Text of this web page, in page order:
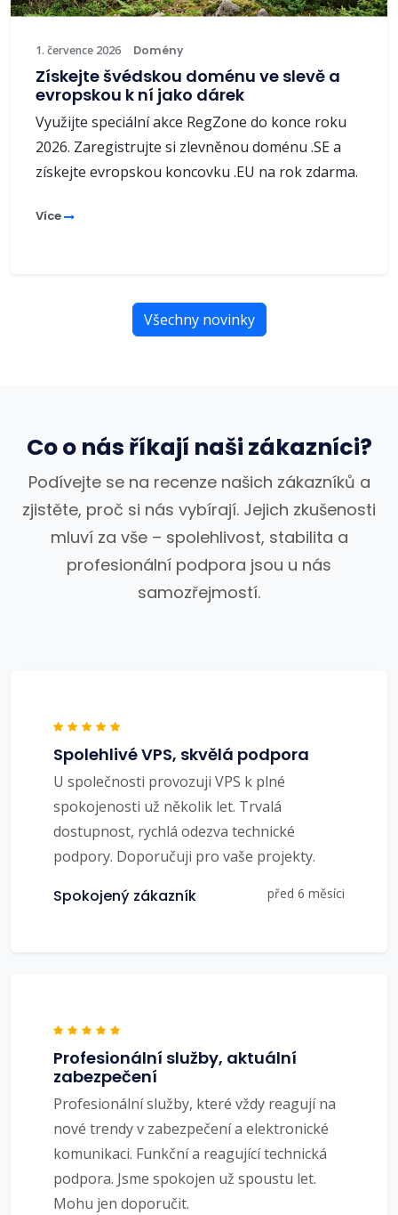
1. července 2026 Domény
Získejte švédskou doménu ve slevě a
evropskou k ní jako dárek
Využijte speciální akce RegZone do konce roku
2026. Zaregistrujte si zlevněnou doménu .SE a
získejte evropskou koncovku .EU na rok zdarma.
Více
Všechny novinky
Co o nás říkají naši zákazníci?
Podívejte se na recenze našich zákazníků a
zjistěte, proč si nás vybírají. Jejich zkušenosti
mluví za vše – spolehlivost, stabilita a
profesionální podpora jsou u nás
samozřejmostí.
Spolehlivé VPS, skvělá podpora
U společnosti provozuji VPS k plné
spokojenosti už několik let. Trvalá
dostupnost, rychlá odezva technické
podpory. Doporučuji pro vaše projekty.
Spokojený zákazník před 6 měsíci
Profesionální služby, aktuální
zabezpečení
Profesionální služby, které vždy reagují na
nové trendy v zabezpečení a elektronické
komunikaci. Funkční a reagující technická
podpora. Jsme spokojen už spoustu let.
Mohu jen doporučit.